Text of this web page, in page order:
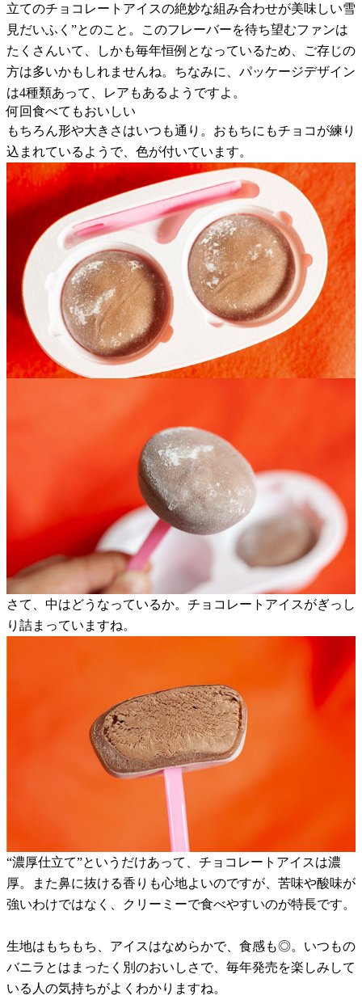
立てのチョコレートアイスの絶妙な組み合わせが美味しい雪
見だいふく”とのこと。このフレーバーを待ち望むファンは
たくさんいて、しかも毎年恒例となっているため、ご存じの
方は多いかもしれませんね。ちなみに、パッケージデザイン
は4種類あって、レアもあるようですよ。
何回食べてもおいしい
もちろん形や大きさはいつも通り。おもちにもチョコが練り
込まれているようで、色が付いています。
さて、中はどうなっているか。チョコレートアイスがぎっし
り詰まっていますね。
“濃厚仕立て”というだけあって、チョコレートアイスは濃
厚。また鼻に抜ける香りも心地よいのですが、苦味や酸味が
強いわけではなく、クリーミーで食べやすいのが特長です。
生地はもちもち、アイスはなめらかで、食感も◎。いつもの
バニラとはまったく別のおいしさで、毎年発売を楽しみして
いる人の気持ちがよくわかりますね。